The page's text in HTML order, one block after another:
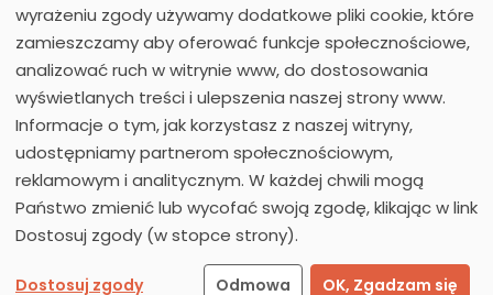
Język niemiecki
Język hiszpański
Język francuski
Język włoski
Język rosyjski
Moose Centrum Języków Obcych
wyrażeniu zgody używamy dodatkowe pliki cookie, które
zamieszczamy aby oferować funkcje społecznościowe,
analizować ruch w witrynie www, do dostosowania
wyświetlanych treści i ulepszenia naszej strony www.
Informacje o tym, jak korzystasz z naszej witryny,
udostępniamy partnerom społecznościowym,
reklamowym i analitycznym. W każdej chwili mogą
Państwo zmienić lub wycofać swoją zgodę, klikając w link
Dostosuj zgody (w stopce strony).
Dostosuj zgody Odmowa OK, Zgadzam się